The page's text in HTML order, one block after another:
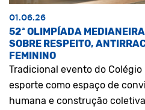
01.06.26
52ª OLIMPÍADA
SOBRE RESPEITO,
FEMININO
Tradicional evento do
esporte como espaço de
humana e construção coletiva